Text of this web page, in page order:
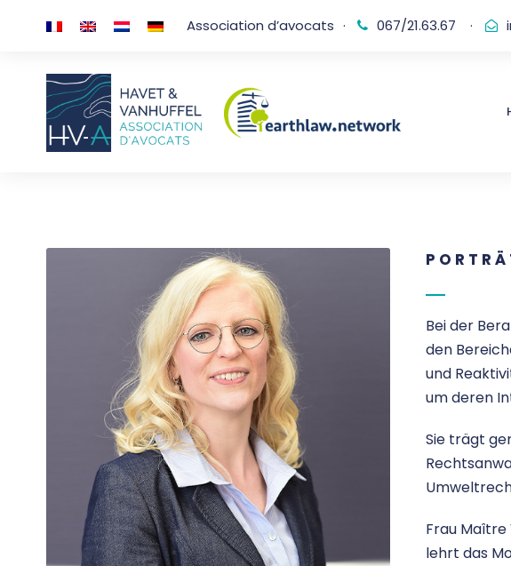
Association d’avocats · 067/21.63.67 ·
Bei der
den
und
um deren
Sie trägt
Frau
lehrt das